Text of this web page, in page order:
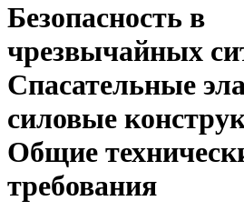
Безопасность в
чрезвычайных
Спасательные
силовые
Общие
требования